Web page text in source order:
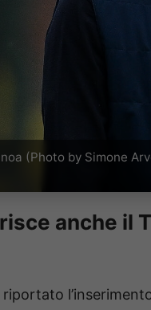
(Photo by Simone
anche il